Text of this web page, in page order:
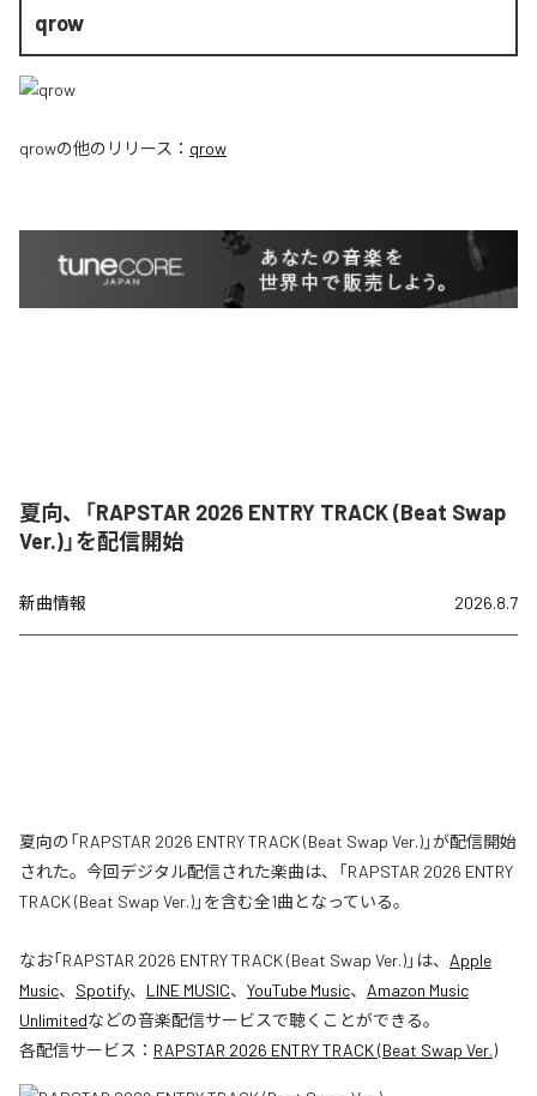
qrow
qrowの他のリリース： qrow
夏向、「RAPSTAR 2026 ENTRY TRACK (Beat Swap
Ver.)」を配信開始
新曲情報 2026.8.7
夏向の「RAPSTAR 2026 ENTRY TRACK (Beat Swap Ver.)」が配信開始
された。今回デジタル配信された楽曲は、「RAPSTAR 2026 ENTRY
TRACK (Beat Swap Ver.)」を含む全1曲となっている。
なお「RAPSTAR 2026 ENTRY TRACK (Beat Swap Ver.)」は、 Apple
Music、 Spotify、 LINE MUSIC、 YouTube Music、 Amazon Music
Unlimitedなどの音楽配信サービスで聴くことができる。
各配信サービス： RAPSTAR 2026 ENTRY TRACK (Beat Swap Ver.)